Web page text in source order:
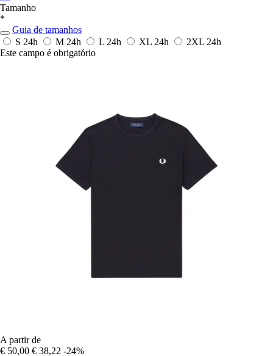
Tamanho
*
Guia de tamanhos
S 24h M 24h L 24h XL 24h 2XL 24h
Este campo é obrigatório
A partir de
€ 50,00 € 38,22 -24%